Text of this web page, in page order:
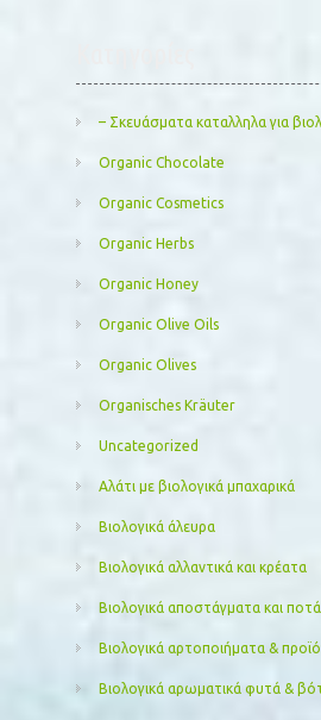
– Σκευάσματα καταλληλα για
Organic Chocolate
Organic Cosmetics
Organic Herbs
Organic Honey
Organic Olive Oils
Organic Olives
Organisches Kräuter
Uncategorized
Αλάτι με βιολογικά μπαχαρικά
Βιολογικά άλευρα
Βιολογικά αλλαντικά και κρέατα
Βιολογικά αποστάγματα και ποτά
Βιολογικά αρτοποιήματα &
Βιολογικά αρωματικά φυτά &